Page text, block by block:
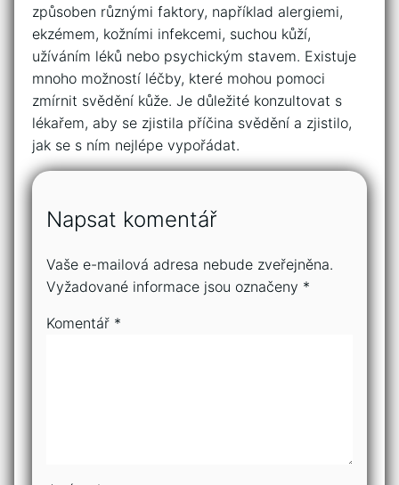
způsoben různými faktory, například alergiemi,
ekzémem, kožními infekcemi, suchou kůží,
užíváním léků nebo psychickým stavem. Existuje
mnoho možností léčby, které mohou pomoci
zmírnit svědění kůže. Je důležité konzultovat s
lékařem, aby se zjistila příčina svědění a zjistilo,
jak se s ním nejlépe vypořádat.
Napsat komentář
Vaše e-mailová adresa nebude zveřejněna.
Vyžadované informace jsou označeny *
Komentář *